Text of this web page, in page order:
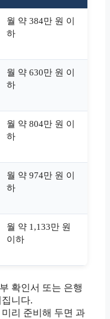
월 약 384만 원 이
하
월 약 630만 원 이
하
월 약 804만 원 이
하
월 약 974만 원 이
하
월 약 1,133만 원
이하
확인서 또는 은행
니다.
리 준비해 두면 과